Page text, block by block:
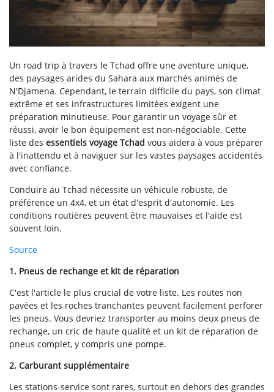
Un road trip à travers le Tchad offre une aventure unique,
des paysages arides du Sahara aux marchés animés de
N'Djamena. Cependant, le terrain difficile du pays, son climat
extrême et ses infrastructures limitées exigent une
préparation minutieuse. Pour garantir un voyage sûr et
réussi, avoir le bon équipement est non-négociable. Cette
liste des essentiels voyage Tchad vous aidera à vous préparer
à l'inattendu et à naviguer sur les vastes paysages accidentés
avec confiance.
Conduire au Tchad nécessite un véhicule robuste, de
préférence un 4x4, et un état d'esprit d'autonomie. Les
conditions routières peuvent être mauvaises et l'aide est
souvent loin.
Source
1. Pneus de rechange et kit de réparation
C'est l'article le plus crucial de votre liste. Les routes non
pavées et les roches tranchantes peuvent facilement perforer
les pneus. Vous devriez transporter au moins deux pneus de
rechange, un cric de haute qualité et un kit de réparation de
pneus complet, y compris une pompe.
2. Carburant supplémentaire
Les stations-service sont rares, surtout en dehors des grandes